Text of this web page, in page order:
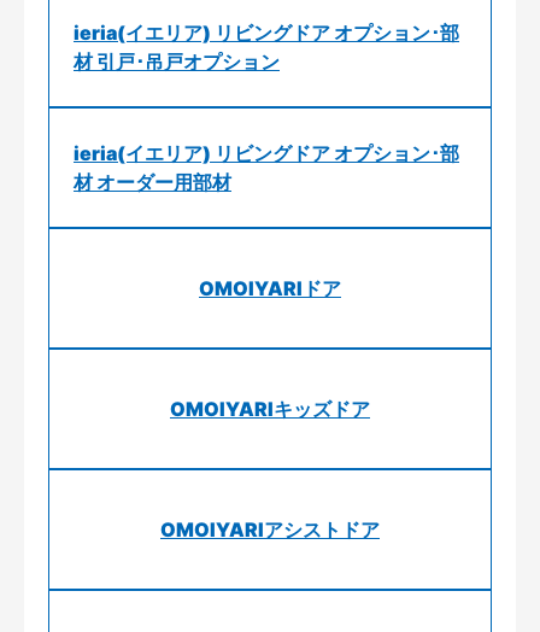
ieria(イエリア) リビングドア オプション･部
材 引戸･吊戸オプション
ieria(イエリア) リビングドア オプション･部
材 オーダー用部材
OMOIYARIドア
OMOIYARIキッズドア
OMOIYARIアシストドア